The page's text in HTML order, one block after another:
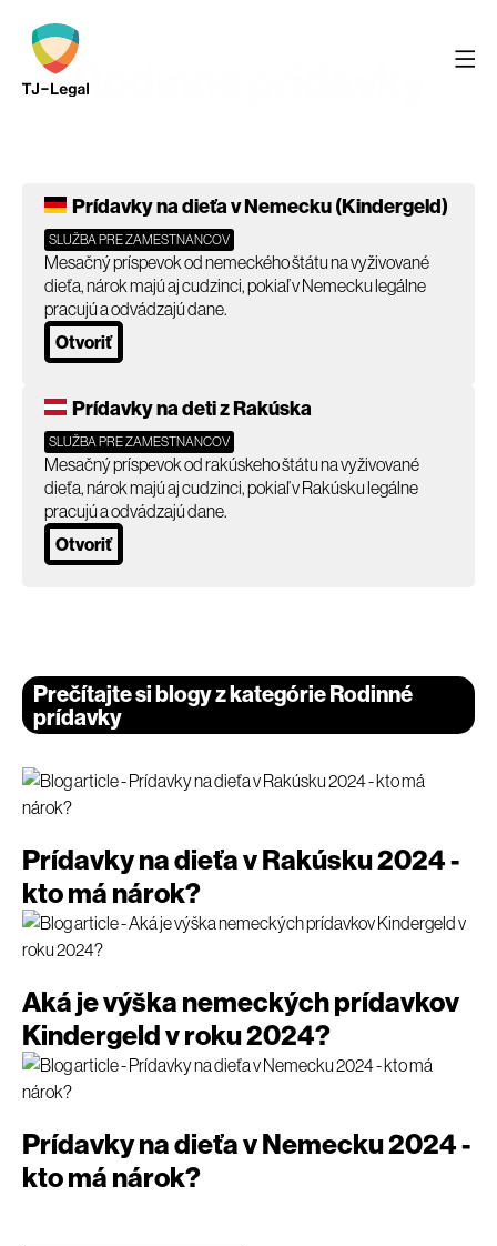
Rodinné prídavky
Prídavky na dieťa v Nemecku (Kindergeld)
SLUŽBA PRE ZAMESTNANCOV
Mesačný príspevok od nemeckého štátu na vyživované
dieťa, nárok majú aj cudzinci, pokiaľ v Nemecku legálne
pracujú a odvádzajú dane.
Otvoriť
Prídavky na deti z Rakúska
SLUŽBA PRE ZAMESTNANCOV
Mesačný príspevok od rakúskeho štátu na vyživované
dieťa, nárok majú aj cudzinci, pokiaľ v Rakúsku legálne
pracujú a odvádzajú dane.
Otvoriť
Prečítajte si blogy z kategórie Rodinné
prídavky
Prídavky na dieťa v Rakúsku 2024 -
kto má nárok?
Aká je výška nemeckých prídavkov
Kindergeld v roku 2024?
Prídavky na dieťa v Nemecku 2024 -
kto má nárok?